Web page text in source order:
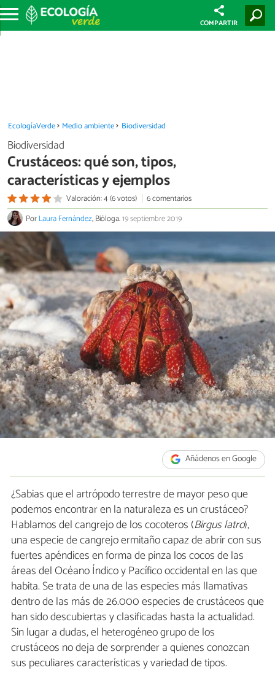
COMPARTIR
EcologíaVerde Medio ambiente Biodiversidad
Biodiversidad
Crustáceos: qué son, tipos,
características y ejemplos
Valoración: 4 (6 votos)
6 comentarios
PorLaura Fernández, Bióloga.19 septiembre 2019
Añádenos en Google
¿Sabias que el artrópodo terrestre de mayor peso que
podemos encontrar en la naturaleza es un crustáceo?
Hablamos del cangrejo de los cocoteros (Birgus latro),
una especie de cangrejo ermitaño capaz de abrir con sus
fuertes apéndices en forma de pinza los cocos de las
áreas del Océano Índico y Pacífico occidental en las que
habita. Se trata de una de las especies más llamativas
dentro de las más de 26.000 especies de crustáceos que
han sido descubiertas y clasificadas hasta la actualidad.
Sin lugar a dudas, el heterogéneo grupo de los
crustáceos no deja de sorprender a quienes conozcan
sus peculiares características y variedad de tipos.